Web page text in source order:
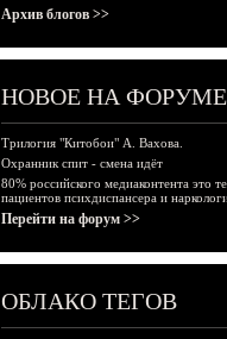
Архив блогов >>
НОВОЕ НА ФОРУМЕ
Трилогия "Китобои" А. Вахова.
Охранник спит - смена идёт
80% российского медиаконтента это
пациентов психдиспансера и
Перейти на форум >>
ОБЛАКО ТЕГОВ